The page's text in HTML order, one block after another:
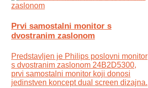
Prvi samostalni monitor s
dvostranim zaslonom
Predstavljen je Philips poslovni monitor
s dvostranim zaslonom 24B2D5300,
prvi samostalni monitor koji donosi
jedinstven koncept dual screen dizajna.